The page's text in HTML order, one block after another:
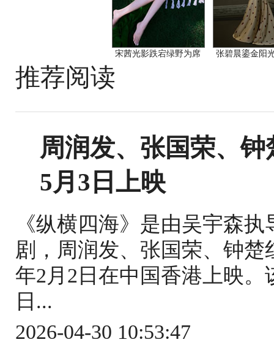
宋茜光影跌宕绿野为席 张碧晨鎏金阳
推荐阅读
周润发、张国荣、
5月3日上映
《纵横四海》是由吴宇森
剧，周润发、张国荣、钟楚
年2月2日在中国香港上映。
日...
2026-04-30 10:53:47